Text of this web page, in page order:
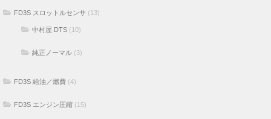
FD3S スロットルセンサ (13)
中村屋 DTS (10)
純正ノーマル (3)
FD3S 給油／燃費 (4)
FD3S エンジン圧縮 (15)